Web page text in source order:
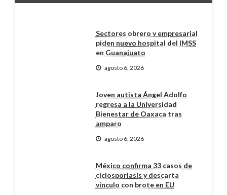
Sectores obrero y empresarial
piden nuevo hospital del IMSS
en Guanajuato
agosto 6, 2026
Joven autista Ángel Adolfo
regresa a la Universidad
Bienestar de Oaxaca tras
amparo
agosto 6, 2026
México confirma 33 casos de
ciclosporiasis y descarta
vínculo con brote en EU